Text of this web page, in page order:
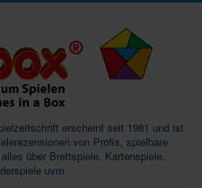
erscheint seit 1981 und ist
von Profis, spielbare
über Brettspiele, Kartenspiele,
uvm.